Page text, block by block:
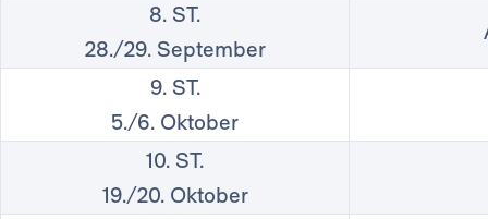
8. ST.
28./29. September
9. ST.
5./6. Oktober
10. ST.
19./20. Oktober